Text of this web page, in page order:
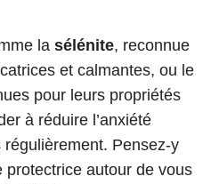
la sélénite, reconnue
et calmantes, ou le
pour leurs propriétés
à réduire l’anxiété
régulièrement. Pensez-y
autour de vous